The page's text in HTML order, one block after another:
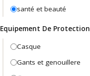
santé et beauté
Equipement De Protection
Casque
Gants et genouillere